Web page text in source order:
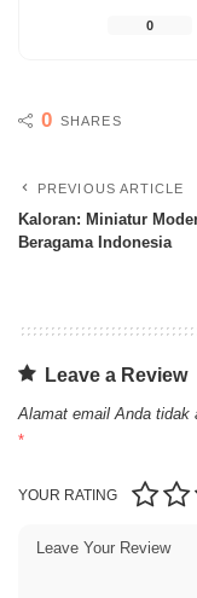
0
0 SHARES
PREVIOUS ARTICLE
Kaloran: Miniatur
Beragama Indonesia
Leave a Review
Alamat email Anda tidak
*
YOUR RATING